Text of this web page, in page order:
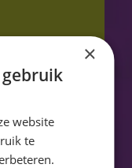
×
gebruik
website
te